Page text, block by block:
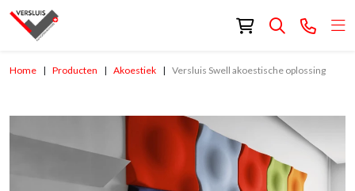
Home Producten Akoestiek Versluis Swell akoestische oplossing